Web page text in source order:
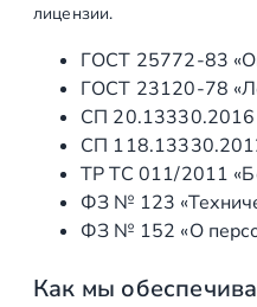
о
с
к
о
с
ь
ш
лицензии.
ГОСТ 25772‑83
ГОСТ 23120‑78
СП 20.13330.2016
СП
ТР ТС 011/2011
ФЗ № 123
ФЗ № 152 «О
Как мы